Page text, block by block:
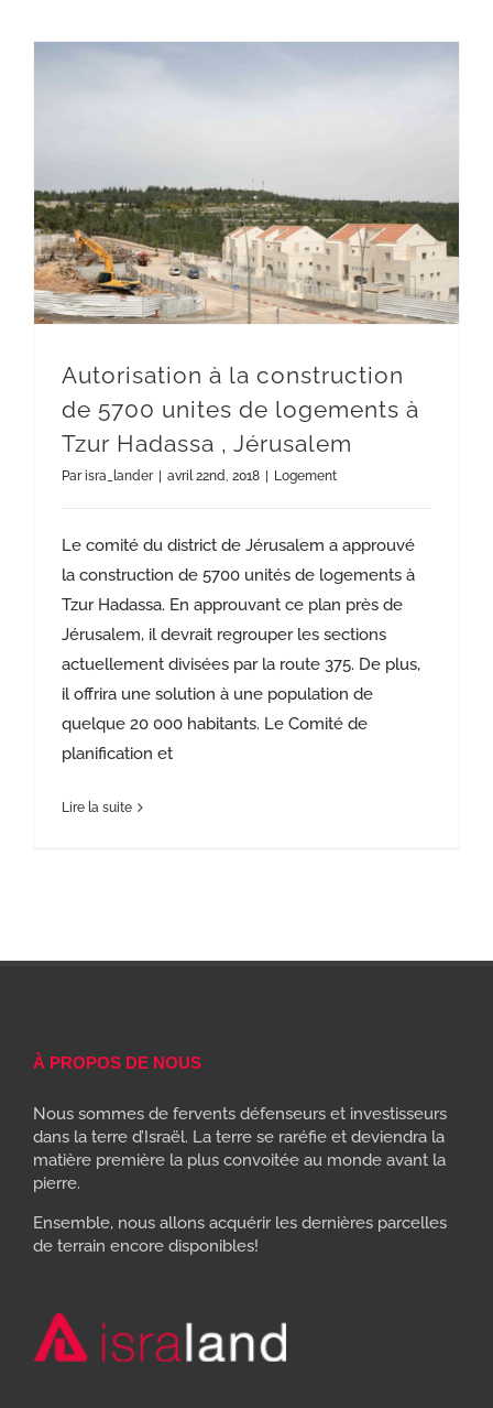
Autorisation à la construction
de 5700 unites de logements à
Tzur Hadassa , Jérusalem
Parisra_lander avril 22nd, 2018 Logement
Le comité du district de Jérusalem a approuvé
la construction de 5700 unités de logements à
Tzur Hadassa. En approuvant ce plan près de
Jérusalem, il devrait regrouper les sections
actuellement divisées par la route 375. De plus,
il offrira une solution à une population de
quelque 20 000 habitants. Le Comité de
planification et
Lire la suite
À PROPOS DE NOUS
Nous sommes de fervents défenseurs et investisseurs
dans la terre d’Israël. La terre se raréfie et deviendra la
matière première la plus convoitée au monde avant la
pierre.
Ensemble, nous allons acquérir les dernières parcelles
de terrain encore disponibles!